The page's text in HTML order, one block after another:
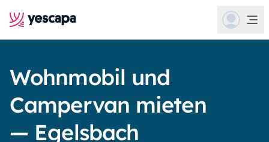
Wohnmobil und
Campervan mieten
— Egelsbach